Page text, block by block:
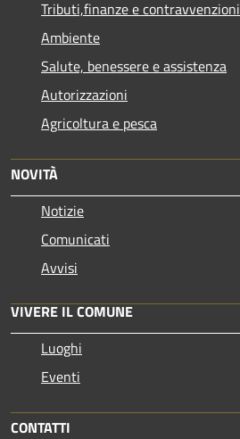
Tributi,finanze e contravvenzioni
Ambiente
Salute, benessere e assistenza
Autorizzazioni
Agricoltura e pesca
NOVITÀ
Notizie
Comunicati
Avvisi
VIVERE IL COMUNE
Luoghi
Eventi
CONTATTI